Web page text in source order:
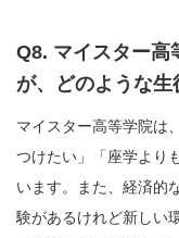
Q8. マイスター高
が、どのような生
マイスター高等学院は
つけたい」「座学より
います。また、経済的
験があるけれど新しい